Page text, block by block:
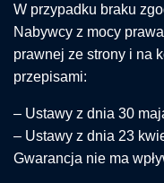
W przypadku braku
Nabywcy z mocy
prawnej ze strony i na
przepisami:
– Ustawy z dnia 30
– Ustawy z dnia 23
Gwarancja nie ma